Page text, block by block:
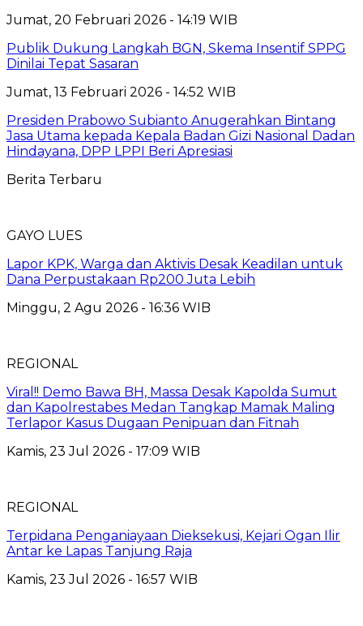
Jumat, 20 Februari 2026 - 14:19 WIB
Publik Dukung Langkah BGN, Skema Insentif SPPG
Dinilai Tepat Sasaran
Jumat, 13 Februari 2026 - 14:52 WIB
Presiden Prabowo Subianto Anugerahkan Bintang
Jasa Utama kepada Kepala Badan Gizi Nasional Dadan
Hindayana, DPP LPPI Beri Apresiasi
Berita Terbaru
GAYO LUES
Lapor KPK, Warga dan Aktivis Desak Keadilan untuk
Dana Perpustakaan Rp200 Juta Lebih
Minggu, 2 Agu 2026 - 16:36 WIB
REGIONAL
Viral!! Demo Bawa BH, Massa Desak Kapolda Sumut
dan Kapolrestabes Medan Tangkap Mamak Maling
Terlapor Kasus Dugaan Penipuan dan Fitnah
Kamis, 23 Jul 2026 - 17:09 WIB
REGIONAL
Terpidana Penganiayaan Dieksekusi, Kejari Ogan Ilir
Antar ke Lapas Tanjung Raja
Kamis, 23 Jul 2026 - 16:57 WIB